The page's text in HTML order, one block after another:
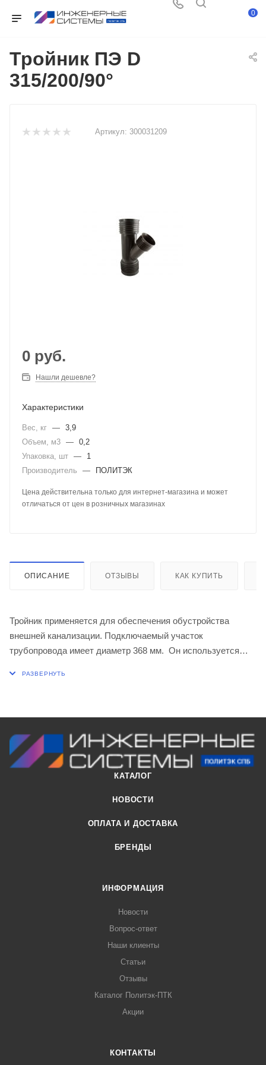
0
Тройник ПЭ D
315/200/90°
Артикул: 300031209
0 руб.
Нашли дешевле?
Характеристики
Вес, кг — 3,9
Объем, м3 — 0,2
Упаковка, шт —
1
Производитель
— ПОЛИТЭК
Цена действительна только для интернет-магазина и может
отличаться от цен в розничных магазинах
ОПИСАНИЕ ОТЗЫВЫ КАК КУПИТЬ
Тройник применяется для обеспечения обустройства
внешней канализации. Подключаемый участок
трубопровода имеет диаметр 368 мм. Он используется
эксплуатационным сроком, хорошо переносит контакт с
агрессивными химическими средами.
На гладких внутренних стенках практически не
продолжительное использование без риска возникновения
КАТАЛОГ
НОВОСТИ
ОПЛАТА И ДОСТАВКА
БРЕНДЫ
ИНФОРМАЦИЯ
Новости
Вопрос-ответ
Наши клиенты
Статьи
Отзывы
Каталог Политэк-ПТК
Акции
КОНТАКТЫ